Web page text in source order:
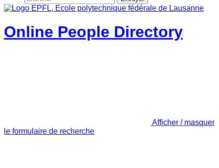
Online People Directory
Afficher / masquer
le formulaire de recherche